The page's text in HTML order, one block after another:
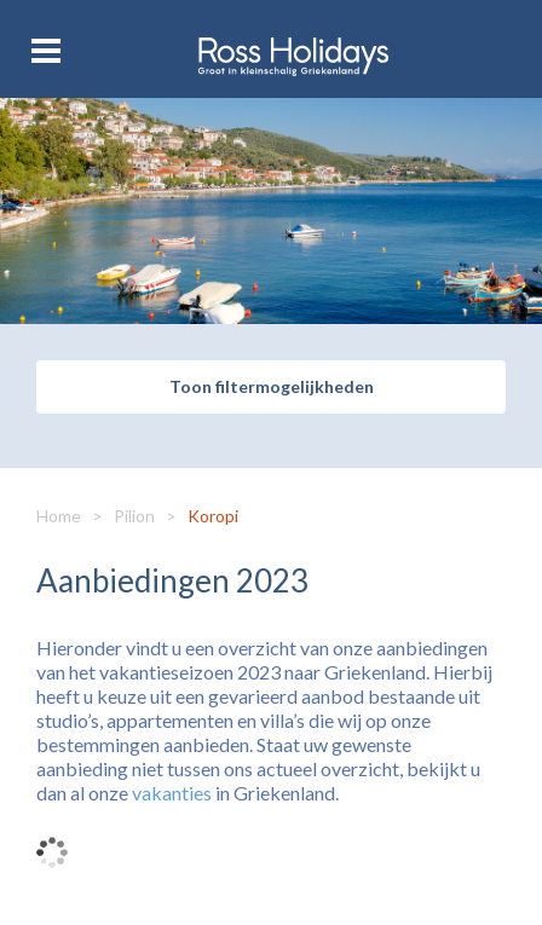
Toon filtermogelijkheden
Home > Pilion > Koropi
Aanbiedingen 2023
Hieronder vindt u een overzicht van onze aanbiedingen
van het vakantieseizoen 2023 naar Griekenland. Hierbij
heeft u keuze uit een gevarieerd aanbod bestaande uit
studio’s, appartementen en villa’s die wij op onze
bestemmingen aanbieden. Staat uw gewenste
aanbieding niet tussen ons actueel overzicht, bekijkt u
dan al onzevakanties in Griekenland.